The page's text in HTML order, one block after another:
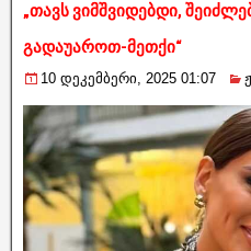
„თავს ვიმშვიდებდი,
გადაუაროთ-მეთქი“
10 დეკემბერი, 2025 01:07